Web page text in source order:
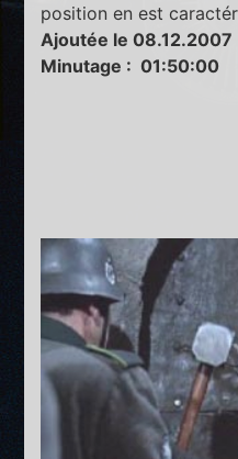
position en est
Ajoutée le 08.12.2007
Minutage : 01:50:00